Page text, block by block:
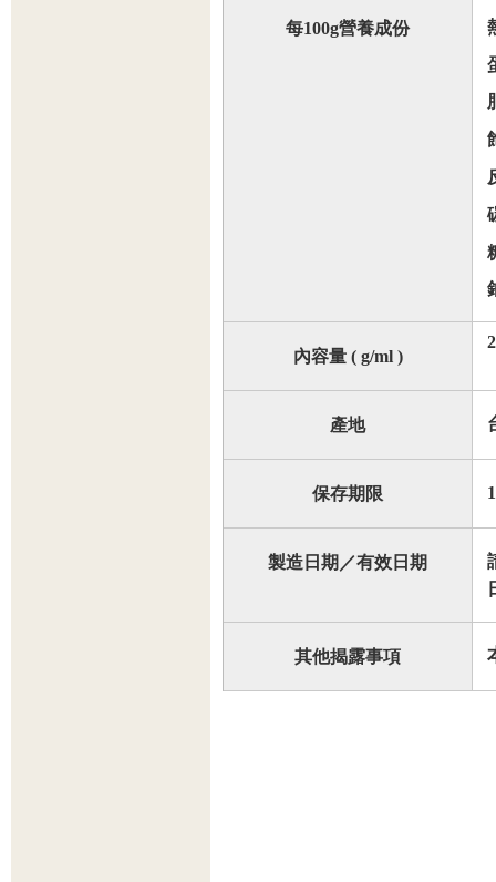
每100g營養成份
內容量( g/ml )
產地
保存期限
製造日期／有效日期
其他揭露事項